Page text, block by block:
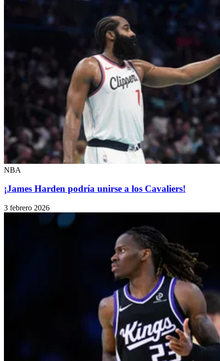
NBA
¡James Harden podría unirse a los Cavaliers!
3 febrero 2026